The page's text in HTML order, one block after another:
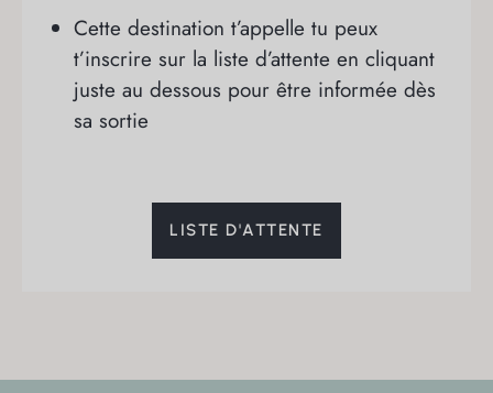
Cette destination t’appelle tu peux
t’inscrire sur la liste d’attente en cliquant
juste au dessous pour être informée dès
sa sortie
LISTE D'ATTENTE